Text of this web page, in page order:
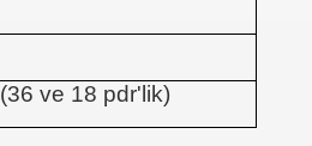
ve 18 pdr'lik)